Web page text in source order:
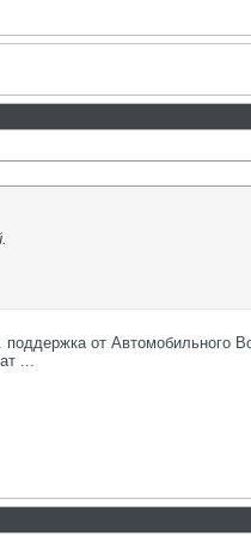
от Автомобильного
...